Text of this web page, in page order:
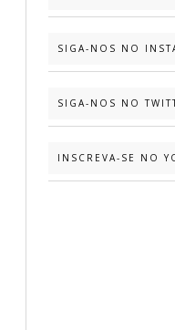
SIGA-NOS NO
SIGA-NOS NO
INSCREVA-SE NO